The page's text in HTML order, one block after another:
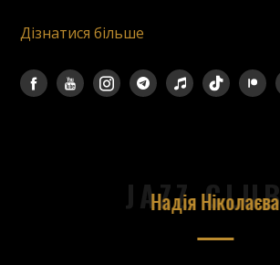
Дізнатися більше
JAZZ CLUB
Надія Ніколаєва